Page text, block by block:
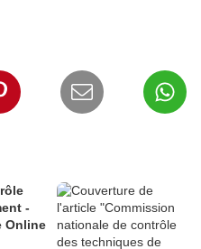
-
Online